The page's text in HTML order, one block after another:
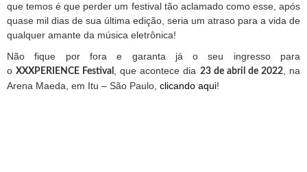
que temos é que perder um festival tão aclamado como esse, após
quase mil dias de sua última edição, seria um atraso para a vida de
qualquer amante da música eletrônica!
Não fique por fora e garanta já o seu ingresso para
oXXXPERIENCE Festival , que acontece dia 23 de abril de 2022, na
Arena Maeda, em Itu – São Paulo, clicando aqui!